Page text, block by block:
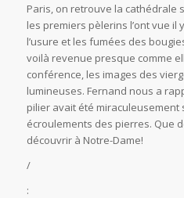
Paris, on retrouve la cathédrale
les premiers pèlerins l’ont vue il
l’usure et les fumées des
voilà revenue presque comme
conférence, les images des
lumineuses. Fernand nous a
pilier avait été
écroulements des pierres. Que
découvrir à Notre-Dame!
/
: